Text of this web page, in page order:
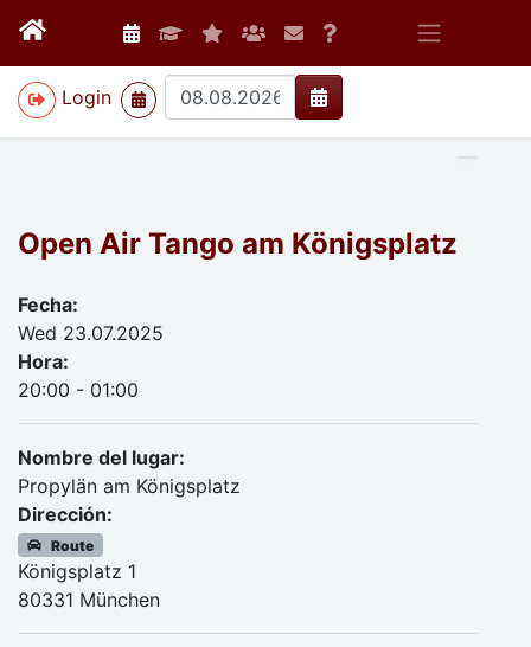
Login
>
Open Air Tango am Königsplatz
Fecha:
Wed 23.07.2025
Hora:
20:00 - 01:00
Nombre del lugar:
Propylän am Königsplatz
Dirección:
Route
Königsplatz 1
80331 München